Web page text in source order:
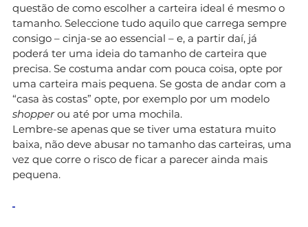
questão de como escolher a carteira ideal é mesmo o
tamanho. Seleccione tudo aquilo que carrega sempre
consigo – cinja-se ao essencial – e, a partir daí, já
poderá ter uma ideia do tamanho de carteira que
precisa. Se costuma andar com pouca coisa, opte por
uma carteira mais pequena. Se gosta de andar com a
“casa às costas” opte, por exemplo por um modelo
shopperou até por uma mochila.
Lembre-se apenas que se tiver uma estatura muito
baixa, não deve abusar no tamanho das carteiras, uma
vez que corre o risco de ficar a parecer ainda mais
pequena.